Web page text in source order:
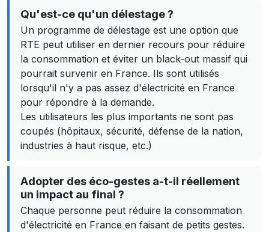
Qu'est-ce qu'un délestage ?
Un programme de délestage est une option que
RTE peut utiliser en dernier recours pour réduire
la consommation et éviter un black-out massif qui
pourrait survenir en France. Ils sont utilisés
lorsqu'il n'y a pas assez d'électricité en France
pour répondre à la demande.
Les utilisateurs les plus importants ne sont pas
coupés (hôpitaux, sécurité, défense de la nation,
industries à haut risque, etc.)
Adopter des éco-gestes a-t-il réellement
un impact au final ?
Chaque personne peut réduire la consommation
d'électricité en France en faisant de petits gestes.